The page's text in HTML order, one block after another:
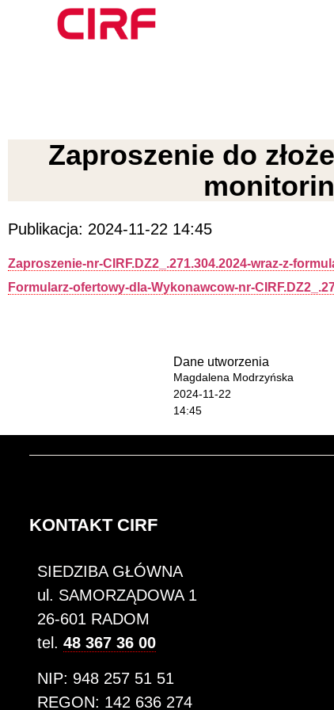
Zaproszenie do
Publikacja: 2024-11-22 14:45
Zaproszenie-nr-CIRF.DZ2_.271.304.2024-wraz-z-
Formularz-ofertowy-dla-Wykonawcow-nr-
Dane utworzenia
Magdalena Modrzyńska
2024-11-22
14:45
KONTAKT CIRF
SIEDZIBA GŁÓWNA
ul. SAMORZĄDOWA 1
26-601 RADOM
tel. 48 367 36 00
NIP: 948 257 51 51
REGON: 142 636 274